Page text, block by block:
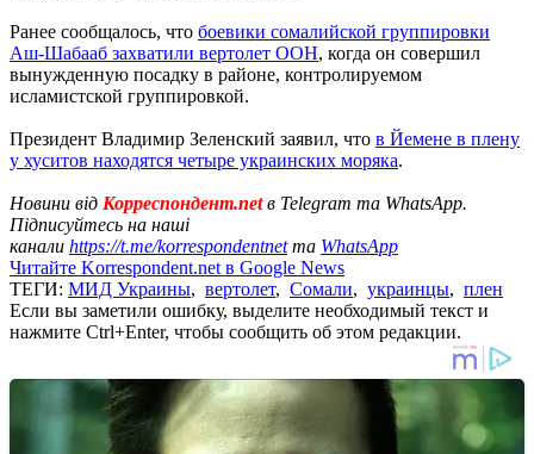
Ранее сообщалось, что боевики сомалийской группировки
Аш-Шабааб захватили вертолет ООН, когда он совершил
вынужденную посадку в районе, контролируемом
исламистской группировкой.
Президент Владимир Зеленский заявил, что в Йемене в плену
у хуситов находятся четыре украинских моряка.
Новини від Корреспондент.netв Telegram та WhatsApp.
Підписуйтесь на наші
канали https://t.me/korrespondentnetта WhatsApp
Читайте Korrespondent.net в Google News
ТЕГИ: МИД Украины, вертолет, Сомали, украинцы, плен
Если вы заметили ошибку, выделите необходимый текст и
нажмите Ctrl+Enter, чтобы сообщить об этом редакции.